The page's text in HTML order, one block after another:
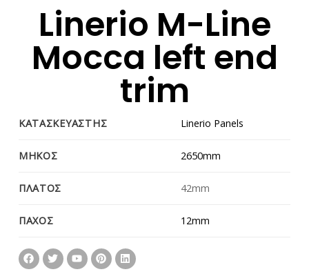
Linerio M-Line
Mocca left end
trim
ΚΑΤΑΣΚΕΥΑΣΤΗΣ Linerio Panels
ΜΗΚΟΣ 2650mm
ΠΛΑΤΟΣ 42mm
ΠΑΧΟΣ 12mm